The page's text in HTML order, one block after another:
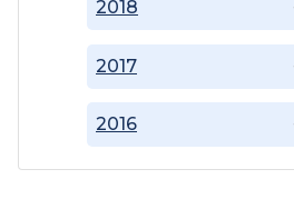
2016
2017
2018